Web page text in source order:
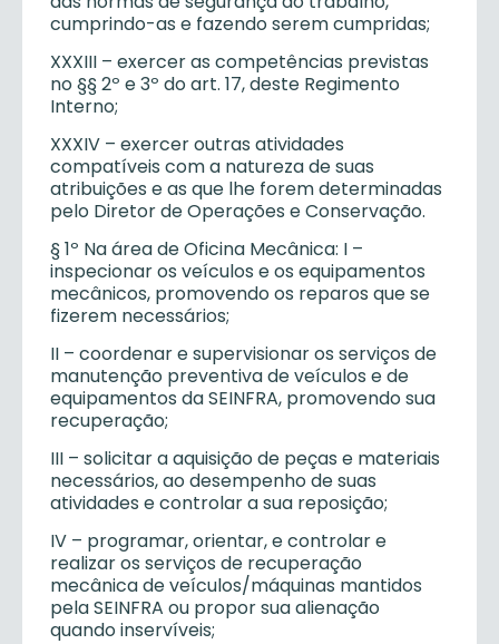
cumprindo-as e fazendo serem cumpridas;
XXXIII – exercer as competências previstas
no §§ 2º e 3º do art. 17, deste Regimento
Interno;
XXXIV – exercer outras atividades
compatíveis com a natureza de suas
atribuições e as que lhe forem determinadas
pelo Diretor de Operações e Conservação.
§ 1º Na área de Oficina Mecânica: I –
inspecionar os veículos e os equipamentos
mecânicos, promovendo os reparos que se
fizerem necessários;
II – coordenar e supervisionar os serviços de
manutenção preventiva de veículos e de
equipamentos da SEINFRA, promovendo sua
recuperação;
III – solicitar a aquisição de peças e materiais
necessários, ao desempenho de suas
atividades e controlar a sua reposição;
IV – programar, orientar, e controlar e
realizar os serviços de recuperação
mecânica de veículos/máquinas mantidos
pela SEINFRA ou propor sua alienação
quando inservíveis;